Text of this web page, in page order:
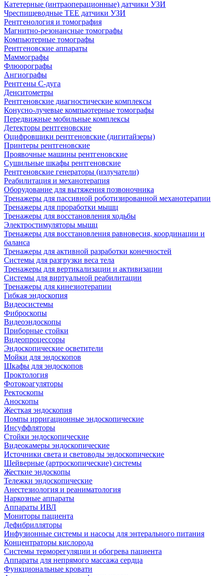
Катетерные (интраоперационные) датчики УЗИ
Чреспищеводные TEE датчики УЗИ
Рентгенология и томография
Магнитно-резонансные томографы
Компьютерные томографы
Рентгеновские аппараты
Маммографы
Флюорографы
Ангиографы
Рентгены С-дуга
Денситометры
Рентгеновские диагностические комплексы
Конусно-лучевые компьютерные томографы
Передвижные мобильные комплексы
Детекторы рентгеновские
Оцифровщики рентгеновские (дигитайзеры)
Принтеры рентгеновские
Проявочные машины рентгеновские
Сушильные шкафы рентгеновские
Рентгеновские генераторы (излучатели)
Реабилитация и механотерапия
Оборудование для вытяжения позвоночника
Тренажеры для пассивной роботизированной механотерапии
Тренажеры для проработки мышц
Тренажеры для восстановления ходьбы
Электростимуляторы мышц
Тренажеры для восстановления равновесия, координации и
баланса
Тренажеры для активной разработки конечностей
Системы для разгрузки веса тела
Тренажеры для вертикализации и активизации
Системы для виртуальной реабилитации
Тренажеры для кинезиотерапии
Гибкая эндоскопия
Видеосистемы
Фиброскопы
Видеоэндоскопы
Приборные стойки
Видеопроцессоры
Эндоскопические осветители
Мойки для эндоскопов
Шкафы для эндоскопов
Проктология
Фотокоагуляторы
Ректоскопы
Аноскопы
Жесткая эндоскопия
Помпы ирригационные эндоскопические
Инсуффляторы
Стойки эндоскопические
Видеокамеры эндоскопические
Источники света и световоды эндоскопические
Шейверные (артроскопические) системы
Жесткие эндоскопы
Тележки эндоскопические
Анестезиология и реаниматология
Наркозные аппараты
Аппараты ИВЛ
Мониторы пациента
Дефибрилляторы
Инфузионные системы и насосы для энтерального питания
Концентраторы кислорода
Системы терморегуляции и обогрева пациента
Аппараты для непрямого массажа сердца
Функциональные кровати